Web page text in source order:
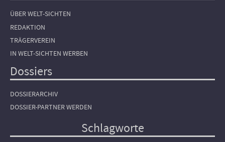
ÜBER WELT-SICHTEN
REDAKTION
TRÄGERVEREIN
IN WELT-SICHTEN WERBEN
Dossiers
DOSSIERARCHIV
DOSSIER-PARTNER WERDEN
Schlagworte